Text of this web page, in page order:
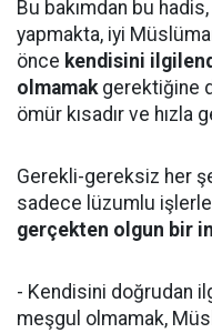
Bu bakımdan bu
yapmakta, iyi
önce kendisini
olmamakgerektiğine
ömür kısadır ve hızla
Gerekli-gereksiz her
sadece lüzumlu
gerçekten olgun bir
- Kendisini doğrudan
meşgul olmamak,